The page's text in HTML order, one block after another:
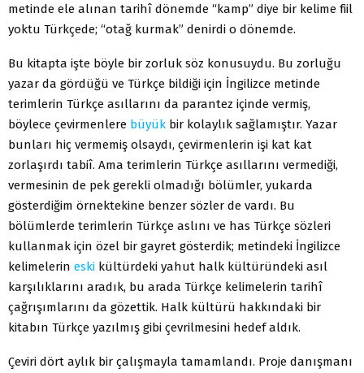
metinde ele alınan tarihî dönemde “kamp” diye bir kelime fiil
yoktu Türkçede; “otağ kurmak” denirdi o dönemde.
Bu kitapta işte böyle bir zorluk söz konusuydu. Bu zorluğu
yazar da gördüğü ve Türkçe bildiği için İngilizce metinde
terimlerin Türkçe asıllarını da parantez içinde vermiş,
böylece çevirmenlere büyük bir kolaylık sağlamıştır. Yazar
bunları hiç vermemiş olsaydı, çevirmenlerin işi kat kat
zorlaşırdı tabiî. Ama terimlerin Türkçe asıllarını vermediği,
vermesinin de pek gerekli olmadığı bölümler, yukarda
gösterdiğim örnektekine benzer sözler de vardı. Bu
bölümlerde terimlerin Türkçe aslını ve has Türkçe sözleri
kullanmak için özel bir gayret gösterdik; metindeki İngilizce
kelimelerin eski kültürdeki yahut halk kültüründeki asıl
karşılıklarını aradık, bu arada Türkçe kelimelerin tarihî
çağrışımlarını da gözettik. Halk kültürü hakkındaki bir
kitabın Türkçe yazılmış gibi çevrilmesini hedef aldık.
Çeviri dört aylık bir çalışmayla tamamlandı. Proje danışmanı